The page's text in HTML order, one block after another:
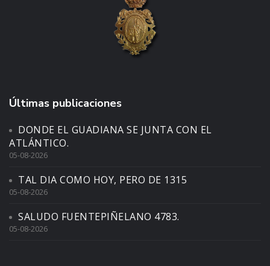
Últimas publicaciones
DONDE EL GUADIANA SE JUNTA CON EL
ATLÁNTICO.
05-08-2026
TAL DIA COMO HOY, PERO DE 1315
05-08-2026
SALUDO FUENTEPIÑELANO 4783.
05-08-2026